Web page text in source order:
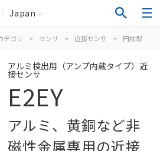
Japan
テゴリ > センサ > 近接センサ > 円柱型
アルミ検出用（アンプ内蔵タイプ）近
接センサ
E2EY
アルミ、黄銅など非
磁性金属専用の近接